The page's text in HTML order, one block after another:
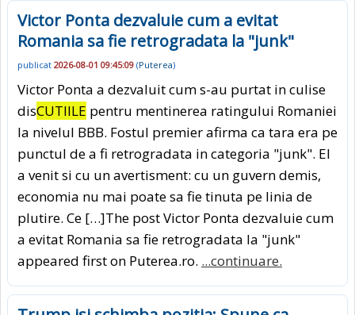
Victor Ponta dezvaluie cum a evitat
Romania sa fie retrogradata la "junk"
publicat 2026-08-01 09:45:09 (Puterea)
Victor Ponta a dezvaluit cum s-au purtat in culise
disCUTIILE pentru mentinerea ratingului Romaniei
la nivelul BBB. Fostul premier afirma ca tara era pe
punctul de a fi retrogradata in categoria "junk". El
a venit si cu un avertisment: cu un guvern demis,
economia nu mai poate sa fie tinuta pe linia de
plutire. Ce […]The post Victor Ponta dezvaluie cum
a evitat Romania sa fie retrogradata la "junk"
appeared first on Puterea.ro. ...continuare.